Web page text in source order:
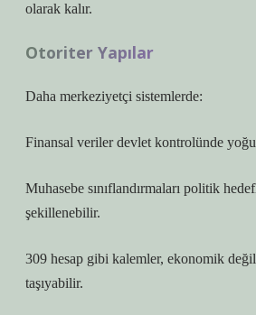
olarak kalır.
Otoriter Yapılar
Daha merkeziyetçi sistemlerde:
Finansal veriler devlet kontrolünde
Muhasebe sınıflandırmaları politik
şekillenebilir.
309 hesap gibi kalemler, ekonomik
taşıyabilir.